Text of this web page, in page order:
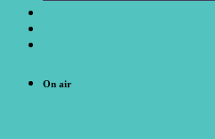
On air